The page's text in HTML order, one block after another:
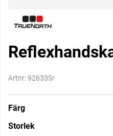
Artnr: 926335r
Färg
Storlek